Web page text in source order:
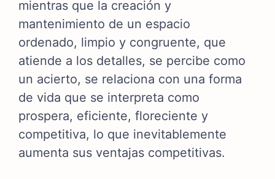
mientras que la creación y
mantenimiento de un espacio
ordenado, limpio y congruente, que
atiende a los detalles, se percibe como
un acierto, se relaciona con una forma
de vida que se interpreta como
prospera, eficiente, floreciente y
competitiva, lo que inevitablemente
aumenta sus ventajas competitivas.